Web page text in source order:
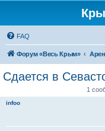
FAQ
Форум «Весь Крым»
Сдается в
1
infoo